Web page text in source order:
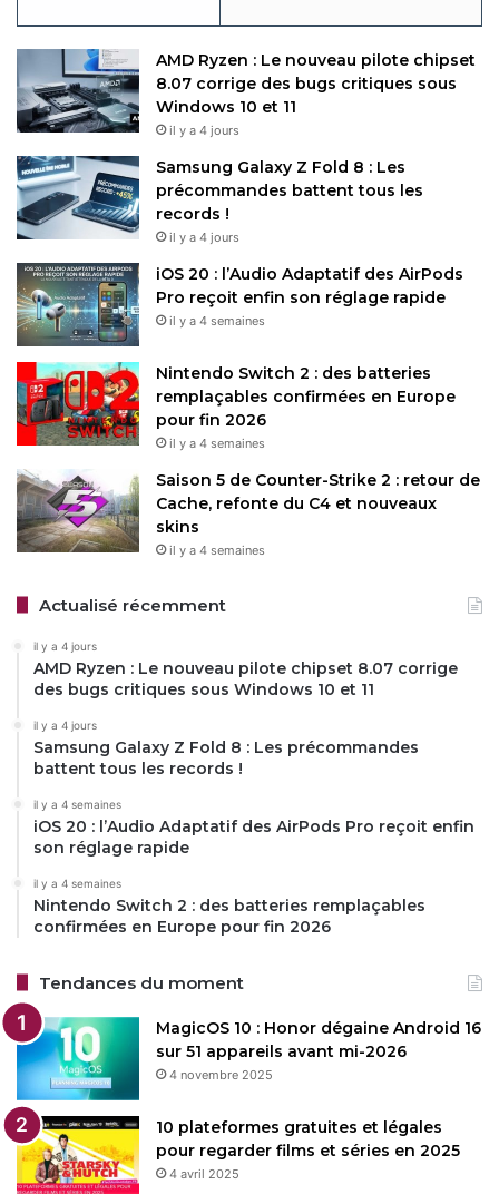
AMD Ryzen : Le nouveau pilote chipset
8.07 corrige des bugs critiques sous
Windows 10 et 11
il y a 4 jours
Samsung Galaxy Z Fold 8 : Les
précommandes battent tous les
records !
il y a 4 jours
iOS 20 : l’Audio Adaptatif des AirPods
Pro reçoit enfin son réglage rapide
il y a 4 semaines
Nintendo Switch 2 : des batteries
remplaçables confirmées en Europe
pour fin 2026
il y a 4 semaines
Saison 5 de Counter-Strike 2 : retour de
Cache, refonte du C4 et nouveaux
skins
il y a 4 semaines
Actualisé récemment
il y a 4 jours
AMD Ryzen : Le nouveau pilote chipset 8.07 corrige
des bugs critiques sous Windows 10 et 11
il y a 4 jours
Samsung Galaxy Z Fold 8 : Les précommandes
battent tous les records !
il y a 4 semaines
iOS 20 : l’Audio Adaptatif des AirPods Pro reçoit enfin
son réglage rapide
il y a 4 semaines
Nintendo Switch 2 : des batteries remplaçables
confirmées en Europe pour fin 2026
Tendances du moment
MagicOS 10 : Honor dégaine Android 16
sur 51 appareils avant mi-2026
4 novembre 2025
10 plateformes gratuites et légales
pour regarder films et séries en 2025
4 avril 2025